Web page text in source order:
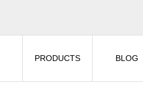
PRODUCTS BLOG